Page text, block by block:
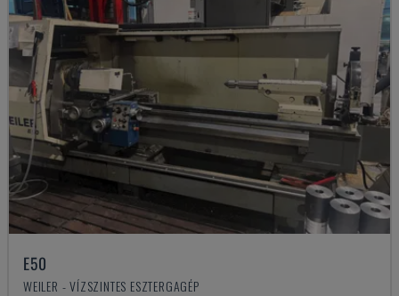
E50
WEILER - VÍZSZINTES ESZTERGAGÉP